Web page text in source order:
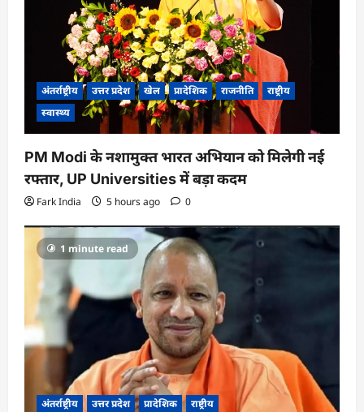
अंतर्राष्ट्रीय उत्तर प्रदेश खेल प्रादेशिक राजनीति
राष्ट्रीय
स्वास्थ्य
PM Modi के नशामुक्त भारत अभियान को मिलेगी नई
रफ्तार, UP Universities में बड़ा कदम
Fark India 5 hours ago 0
1 minute read
अंतर्राष्ट्रीय उत्तर प्रदेश प्रादेशिक राष्ट्रीय